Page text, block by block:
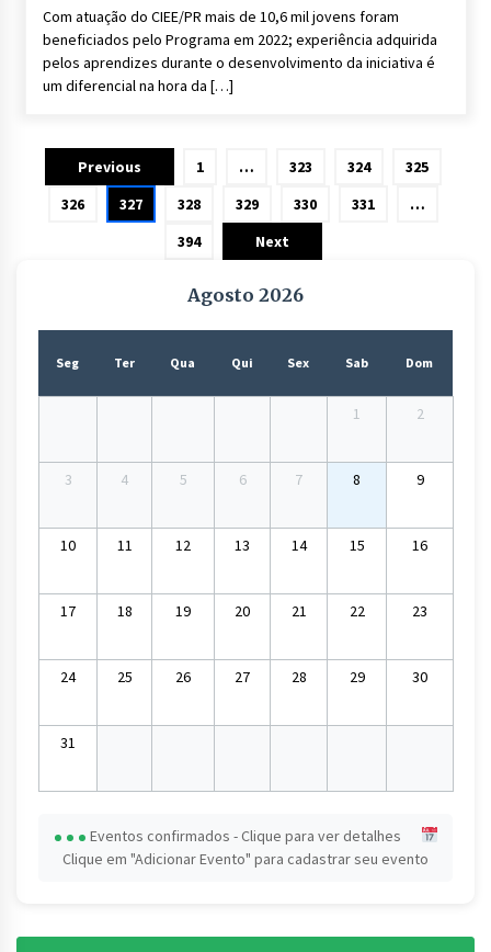
Com atuação do CIEE/PR mais de 10,6 mil jovens foram
beneficiados pelo Programa em 2022; experiência adquirida
pelos aprendizes durante o desenvolvimento da iniciativa é
um diferencial na hora da […]
Paginação
Previous 1 … 323 324
325
326
327 328 329 330 331
…
394
Next
Agosto 2026
Seg Ter Qua Qui Sex Sab Dom
1 2
3 4 5 6 7 8 9
10 11 12 13 14 15 16
17 18 19 20 21 22 23
24 25 26 27 28 29 30
31
Eventos confirmados - Clique para ver detalhes
Clique em "Adicionar Evento" para cadastrar seu evento